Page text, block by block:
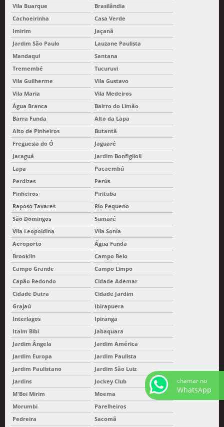
Vila Buarque
Brasilândia
Cachoeirinha
Casa Verde
Imirim
Jaçanã
Jardim São Paulo
Lauzane Paulista
Mandaqui
Santana
Tremembé
Tucuruvi
Vila Guilherme
Vila Gustavo
Vila Maria
Vila Medeiros
Água Branca
Bairro do Limão
Barra Funda
Alto da Lapa
Alto de Pinheiros
Butantã
Freguesia do Ó
Jaguaré
Jaraguá
Jardim Bonfiglioli
Lapa
Pacaembú
Perdizes
Perús
Pinheiros
Pirituba
Raposo Tavares
Rio Pequeno
São Domingos
Sumaré
Vila Leopoldina
Vila Sonia
Aeroporto
Água Funda
Brooklin
Campo Belo
Campo Grande
Campo Limpo
Capão Redondo
Cidade Ademar
Cidade Dutra
Cidade Jardim
Grajaú
Ibirapuera
Interlagos
Ipiranga
Itaim Bibi
Jabaquara
Jardim Ângela
Jardim América
Jardim Europa
Jardim Paulista
Jardim Paulistano
Jardim São Luiz
Jardins
Jockey Club
M'Boi Mirim
Moema
Morumbi
Parelheiros
Pedreira
Sacomã
chamar no
WhatsApp